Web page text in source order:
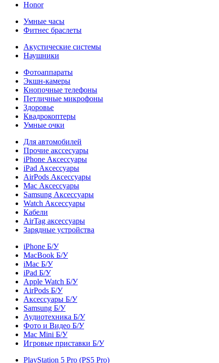
Honor
Умные часы
Фитнес браслеты
Акустические системы
Наушники
Фотоаппараты
Экшн-камеры
Кнопочные телефоны
Петличные микрофоны
Здоровье
Квадрокоптеры
Умные очки
Для автомобилей
Прочие акссесуары
iPhone Аксессуары
iPad Аксессуары
AirPods Аксессуары
Mac Аксессуары
Samsung Аксессуары
Watch Аксессуары
Кабели
AirTag аксессуары
Зарядные устройства
iPhone Б/У
MacBook Б/У
iMac Б/У
iPad Б/У
Apple Watch Б/У
AirPods Б/У
Аксессуары Б/У
Samsung Б/У
Аудиотехника Б/У
Фото и Видео Б/У
Mac Mini Б/У
Игровые приставки Б/У
PlayStation 5 Pro (PS5 Pro)